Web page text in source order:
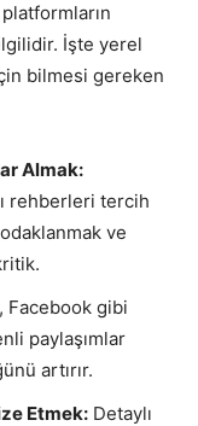
İşte yerel
bilmesi gereken
Almak:
rehberleri tercih
ve
Facebook gibi
paylaşımlar
artırır.
Etmek: Detaylı